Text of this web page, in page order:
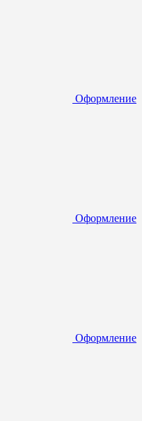
Оформление
Оформление
Оформление